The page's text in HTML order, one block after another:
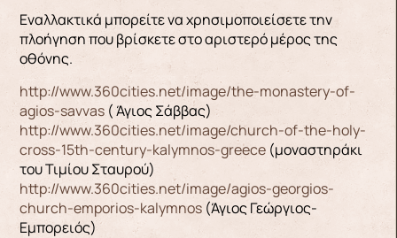
Εναλλακτικά μπορείτε να χρησιμοποιείσετε την
πλοήγηση που βρίσκετε στο αριστερό μέρος της
οθόνης.
http://www.360cities.net/image/the-monastery-of-
agios-savvas( Άγιος Σάββας)
http://www.360cities.net/image/church-of-the-holy-
cross-15th-century-kalymnos-greece(μοναστηράκι
του Τιμίου Σταυρού)
http://www.360cities.net/image/agios-georgios-
church-emporios-kalymnos(Άγιος Γεώργιος-
Εμπορειός)